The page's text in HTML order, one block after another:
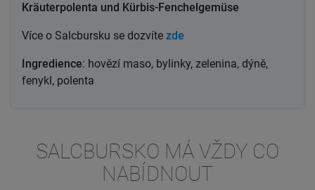
Kräuterpolenta und Kürbis-Fenchelgemüse
Více o Salcbursku se dozvíte zde
Ingredience: hovězí maso, bylinky, zelenina, dýně,
fenykl, polenta
SALCBURSKO MÁ VŽDY CO
NABÍDNOUT